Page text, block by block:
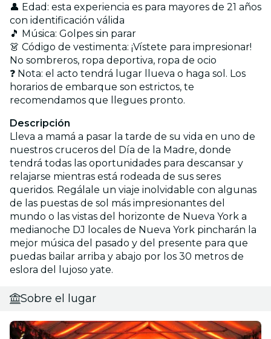
👤 Edad: esta experiencia es para mayores de 21 años
con identificación válida
🎵 Música: Golpes sin parar
👗 Código de vestimenta: ¡Vístete para impresionar!
No sombreros, ropa deportiva, ropa de ocio
❓ Nota: el acto tendrá lugar llueva o haga sol. Los
horarios de embarque son estrictos, te
recomendamos que llegues pronto.
Descripción
Lleva a mamá a pasar la tarde de su vida en uno de
nuestros cruceros del Día de la Madre, donde
tendrá todas las oportunidades para descansar y
relajarse mientras está rodeada de sus seres
queridos. Regálale un viaje inolvidable con algunas
de las puestas de sol más impresionantes del
mundo o las vistas del horizonte de Nueva York a
medianoche DJ locales de Nueva York pincharán la
mejor música del pasado y del presente para que
puedas bailar arriba y abajo por los 30 metros de
eslora del lujoso yate.
Sobre el lugar